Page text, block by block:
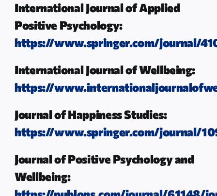
International Journal of Applied
Positive Psychology:
https://www.springer.com/journal/
International Journal of Wellbeing:
https://
Journal of Happiness Studies:
https://www.springer.com/journal/
Journal of Positive Psychology and
Wellbeing: